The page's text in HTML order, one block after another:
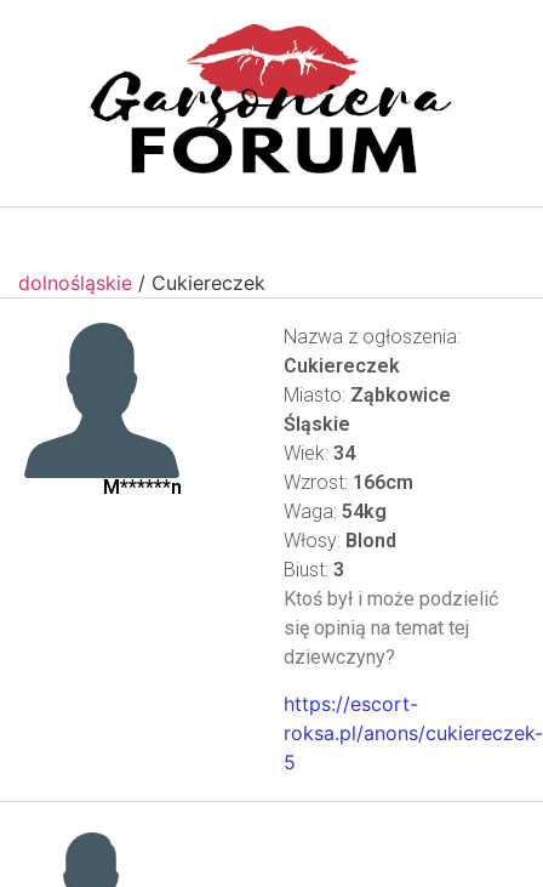
dolnośląskie / Cukiereczek
M******n
Nazwa z ogłoszenia:
Cukiereczek
Miasto: Ząbkowice
Śląskie
Wiek: 34
Wzrost: 166cm
Waga: 54kg
Włosy: Blond
Biust: 3
Ktoś był i może podzielić
się opinią na temat tej
dziewczyny?
https://escort-
roksa.pl/anons/cukiereczek-
5